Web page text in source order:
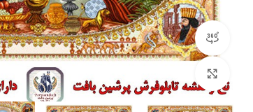
مشاهده 360 درجه